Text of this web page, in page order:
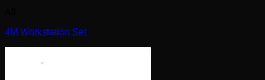
4M Workstation Set